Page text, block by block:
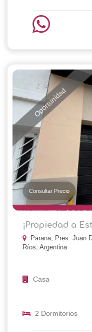
Oportunidad
Consultar Precio
¡Propiedad a
Parana, Pres. Juan
Ríos, Argentina
Casa
2 Dormitorios